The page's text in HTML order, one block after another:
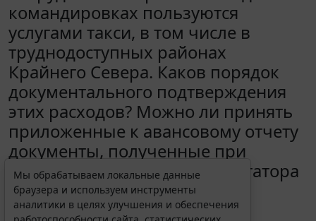
командировках пользуются
услугами такси, в том числе в
труднодоступных районах
Крайнего Севера. Каков порядок
документального подтверждения
этих расходов? Можно ли принять
приложенные к авансовому отчету
документы, полученные при
использовании сервиса агрегатора
"Яндекс.Такси"?
16 сентября 2019
Мы обрабатываем локальные данные
браузера и используем инструменты
аналитики в целях улучшения и обеспечения